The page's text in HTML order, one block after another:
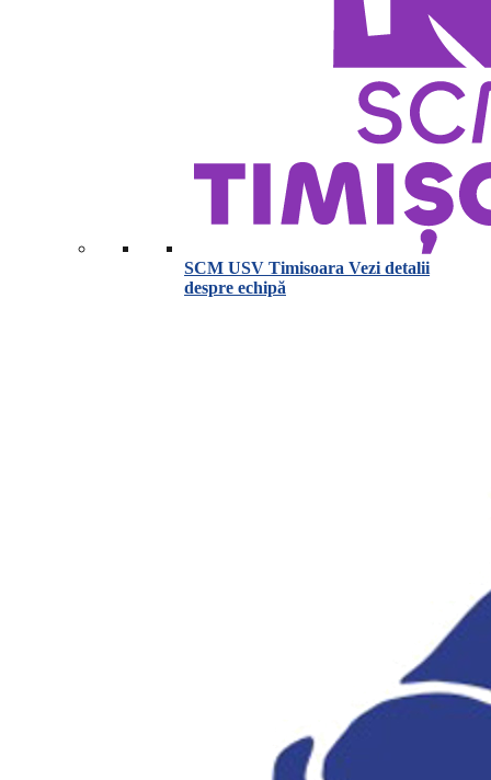
SCM USV Timisoara Vezi detalii
despre echipă